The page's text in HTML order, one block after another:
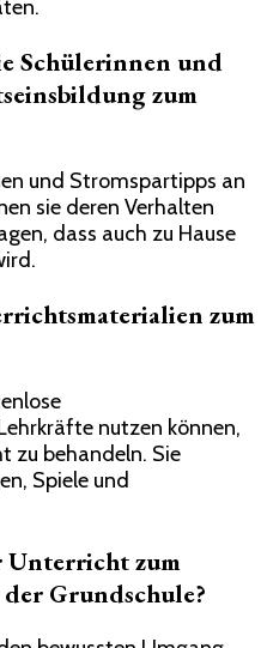
Schülerinnen und
zum
und Stromspartipps an
sie deren Verhalten
dass auch zu Hause
zum
nutzen können,
zu behandeln. Sie
Spiele und
Unterricht zum
Grundschule?